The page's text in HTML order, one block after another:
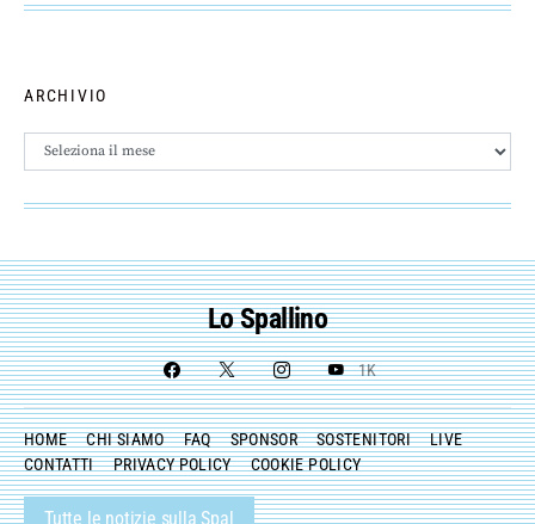
ARCHIVIO
Archivio
Lo Spallino
1K
HOME CHI SIAMO FAQ SPONSOR SOSTENITORI
LIVE
CONTATTI
PRIVACY POLICY COOKIE POLICY
Tutte le notizie sulla Spal